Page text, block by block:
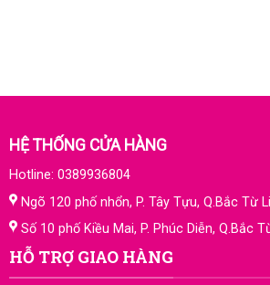
HỆ THỐNG CỬA HÀNG
Hotline: 0389936804
Ngõ 120 phố nhổn, P. Tây Tựu, Q.Bắc Từ
Số 10 phố Kiều Mai, P. Phúc Diễn, Q.Bắc
HỖ TRỢ GIAO HÀNG